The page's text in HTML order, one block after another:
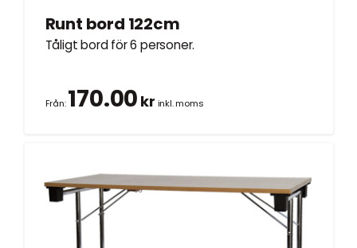
Runt bord 122cm
Tåligt bord för 6 personer.
Från:170.00 kr inkl. moms